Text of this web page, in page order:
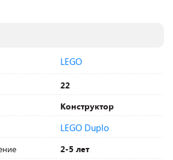
LEGO
22
Конструктор
LEGO Duplo
2-5 лет